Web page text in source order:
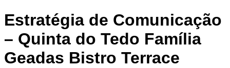
Estratégia de Comunicação
– Quinta do Tedo Família
Geadas Bistro Terrace